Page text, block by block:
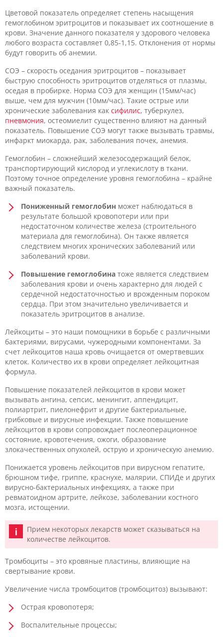
Цветовой показатель определяет степень насыщения
гемоглобином эритроцитов и показывает их соотношение в
крови. Значение данного показателя у здорового человека
любого возраста составляет 0,85-1,15. Отклонения от нормы
будут говорить об анемии.
СОЭ – скорость оседания эритроцитов – показывает
быструю способность эритроцитов отделяться от плазмы,
оседая в пробирке. Норма СОЭ для женщин (15мм/час)
выше, чем для мужчин (10мм/час). Такие острые или
хронические заболевания как сифилис, туберкулез,
пневмония, остеомиелит существенно влияют на данный
показатель. Повышение СОЭ могут также вызывать травмы,
инфаркт миокарда, рак, заболевания почек, анемия.
Гемоглобин – сложнейший железосодержащий белок,
транспортирующий кислород и углекислоту в ткани.
Поэтому точное определение уровня гемоглобина – крайне
важный показатель.
Пониженный гемоглобин может наблюдаться в
результате большой кровопотери или при
недостаточном количестве железа (строительного
материала для гемоглобина). Он также является
следствием многих хронических заболеваний или
заболеваний крови.
Повышение гемоглобина тоже является следствием
заболевания крови и очень характерно для людей с
сердечной недостаточностью и врожденным пороком
сердца. При этом значительно увеличивается и
показатель эритроцитов в анализе.
Лейкоциты – это наши помощники в борьбе с различными
бактериями, вирусами, чужеродными компонентами. За
счет лейкоцитов наша кровь очищается от омертвевших
клеток. Количество их в крови определяет лейкоцитная
формула.
Повышение показателей лейкоцитов в крови может
вызывать ангина, сепсис, менингит, аппендицит,
полиартрит, пиелонефрит и другие бактериальные,
грибковые и вирусные инфекции. Также повышение
лейкоцитов в крови сопровождает послеоперационное
состояние, кровотечения, ожоги, образование
злокачественных опухолей, острую и хроническую анемию.
Понижается уровень лейкоцитов при вирусном гепатите,
брюшном тифе, гриппе, краснухе, малярии, СПИДе и других
вирусно-бактериальных инфекциях, а также при
ревматоидном артрите, лейкозе, заболевании костного
мозга, истощении.
Прием некоторых лекарств может сказываться на
количестве лейкоцитов.
Тромбоциты – это кровяные пластины, влияющие на
свертывание крови.
Увеличение числа тромбоцитов (тромбоцитоз) вызывают:
Острая кровопотеря;
Воспалительные процессы;